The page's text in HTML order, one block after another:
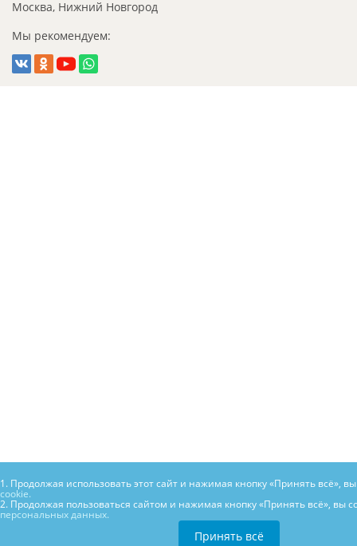
Москва, Нижний Новгород
Мы рекомендуем:
1. Продолжая использовать этот сайт и нажимая кнопку «Принять всё»,
cookie.
2. Продолжая пользоваться сайтом и нажимая кнопку «Принять всё», вы
персональных данных.
Принять всё